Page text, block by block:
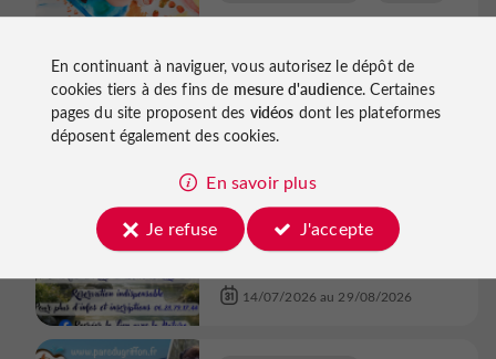
17/07/2026 au 29/08/2026
Jeu d'aventure et d'énigmes
Marmande
14/07/2026 au 29/08/2026
En continuant à naviguer, vous autorisez le dépôt de
cookies tiers à des fins de mesure d'audience. Certaines
pages du site proposent des vidéos dont les plateformes
déposent également des cookies.
En savoir plus
Je refuse
J'accepte